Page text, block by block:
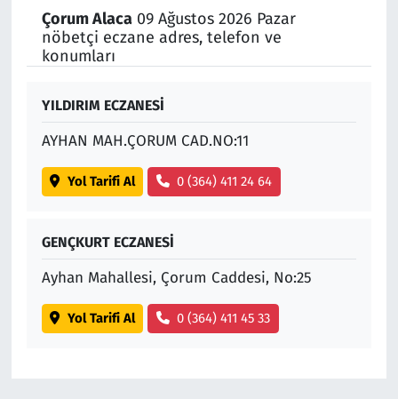
Çorum Alaca09 Ağustos 2026 Pazar
nöbetçi eczane adres, telefon ve
konumları
YILDIRIM ECZANESİ
AYHAN MAH.ÇORUM CAD.NO:11
Yol Tarifi Al 0 (364) 411 24 64
GENÇKURT ECZANESİ
Ayhan Mahallesi, Çorum Caddesi, No:25
Yol Tarifi Al 0 (364) 411 45 33